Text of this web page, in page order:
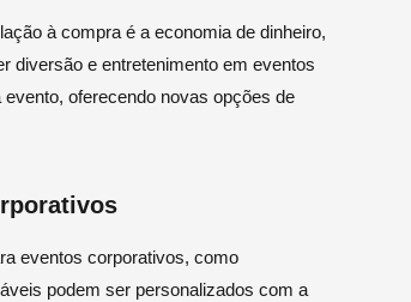
à compra é a economia de dinheiro,
diversão e entretenimento em eventos
oferecendo novas opções de
eventos corporativos, como
podem ser personalizados com a